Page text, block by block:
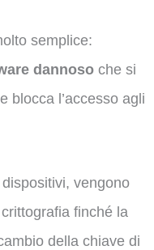
semplice:
dannoso che si
blocca l’accesso agli
vengono
finché la
della chiave di